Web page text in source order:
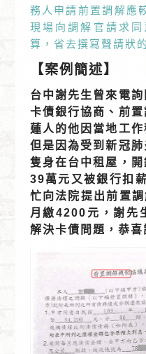
務人申請前置調解應
現場向調解官請求
算，省去撰寫聲請狀
【案例簡述】
台中謝先生曾來電
卡債銀行協商、前
蓮人的他因當地工
但是因為受到新冠
隻身在台中租屋，
39萬元又被銀行扣
忙向法院提出前置
月繳4200元，謝先
解決卡債問題，恭